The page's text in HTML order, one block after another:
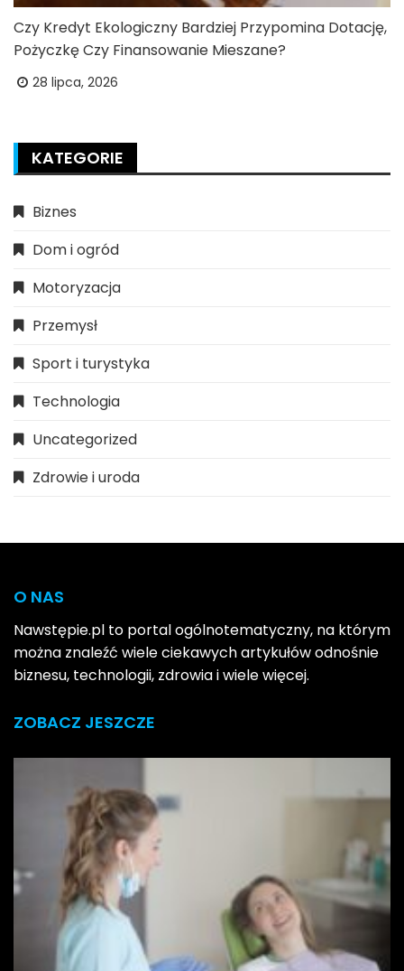
Czy Kredyt Ekologiczny Bardziej Przypomina Dotację,
Pożyczkę Czy Finansowanie Mieszane?
28 lipca, 2026
KATEGORIE
Biznes
Dom i ogród
Motoryzacja
Przemysł
Sport i turystyka
Technologia
Uncategorized
Zdrowie i uroda
O NAS
Nawstępie.pl to portal ogólnotematyczny, na którym
można znaleźć wiele ciekawych artykułów odnośnie
biznesu, technologii, zdrowia i wiele więcej.
ZOBACZ JESZCZE